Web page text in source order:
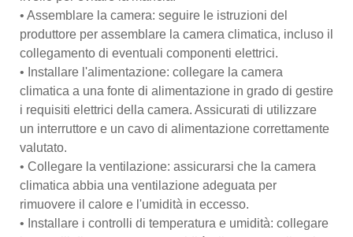
• Assemblare la camera: seguire le istruzioni del
produttore per assemblare la camera climatica, incluso il
collegamento di eventuali componenti elettrici.
• Installare l'alimentazione: collegare la camera
climatica a una fonte di alimentazione in grado di gestire
i requisiti elettrici della camera. Assicurati di utilizzare
un interruttore e un cavo di alimentazione correttamente
valutato.
• Collegare la ventilazione: assicurarsi che la camera
climatica abbia una ventilazione adeguata per
rimuovere il calore e l'umidità in eccesso.
• Installare i controlli di temperatura e umidità: collegare